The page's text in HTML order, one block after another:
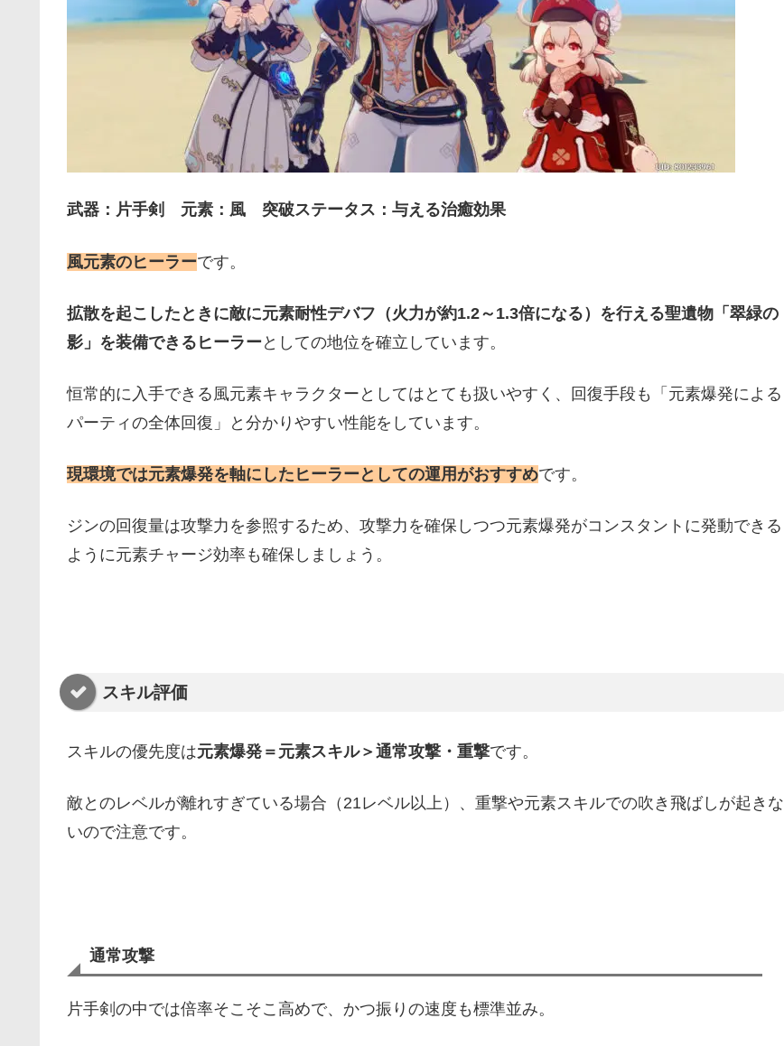
武器：片手剣 元素：風 突破ステータス：与える治癒効果
風元素のヒーラーです。
拡散を起こしたときに敵に元素耐性デバフ（火力が約1.2～1.3倍になる）を行える聖遺物「翠緑の
影」を装備できるヒーラーとしての地位を確立しています。
恒常的に入手できる風元素キャラクターとしてはとても扱いやすく、回復手段も「元素爆発による
パーティの全体回復」と分かりやすい性能をしています。
現環境では元素爆発を軸にしたヒーラーとしての運用がおすすめです。
ジンの回復量は攻撃力を参照するため、攻撃力を確保しつつ元素爆発がコンスタントに発動できる
ように元素チャージ効率も確保しましょう。
スキル評価
スキルの優先度は元素爆発＝元素スキル＞通常攻撃・重撃です。
敵とのレベルが離れすぎている場合（21レベル以上）、重撃や元素スキルでの吹き飛ばしが起きな
いので注意です。
通常攻撃
片手剣の中では倍率そこそこ高めで、かつ振りの速度も標準並み。